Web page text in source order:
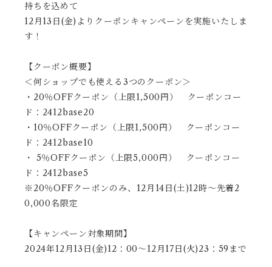
持ちを込めて
12月13日(金)よりクーポンキャンペーンを実施いたしま
す！
【クーポン概要】
＜何ショップでも使える3つのクーポン＞
・20％OFFクーポン（上限1,500円） クーポンコー
ド：2412base20
・10％OFFクーポン（上限1,500円） クーポンコー
ド：2412base10
・ 5％OFFクーポン（上限5,000円） クーポンコー
ド：2412base5
※20％OFFクーポンのみ、12月14日(土)12時～先着2
0,000名限定
【キャンペーン対象期間】
2024年12月13日(金)12：00～12月17日(火)23：59まで